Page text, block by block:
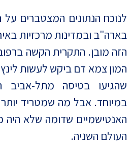
לנוכח הנתונים המצטברים על
בארה"ב ובמדינות מרכזיות
הזה מובן. התקרית הקשה
המון צמא דם ביקש לעשות
שהגיעו בטיסה מתל-אביב
במיוחד. אבל מה שמטריד יותר
האנטישמיים שדומה שלא
העולם השניה.